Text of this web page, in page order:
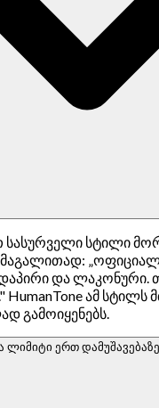
სასურველი სტილი
მაგალითად:
და ლაკონური.
HumanTone ამ სტილს
გამოიყენებს.
ლიმიტი ერთ